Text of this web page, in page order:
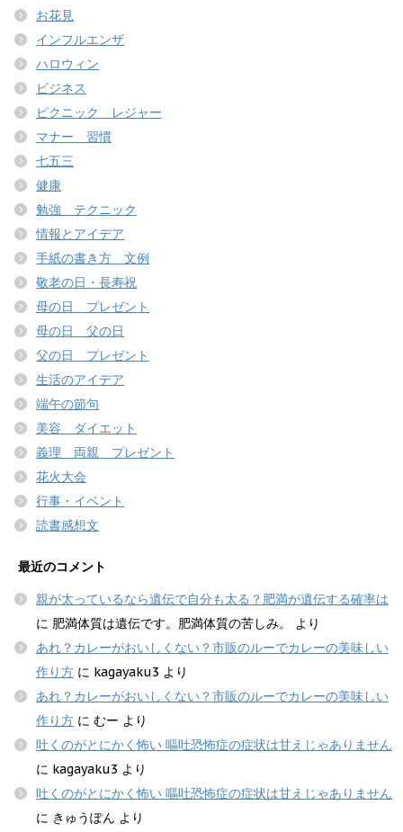
お花見
インフルエンザ
ハロウィン
ビジネス
ピクニック レジャー
マナー 習慣
七五三
健康
勉強 テクニック
情報とアイデア
手紙の書き方 文例
敬老の日・長寿祝
母の日 プレゼント
母の日 父の日
父の日 プレゼント
生活のアイデア
端午の節句
美容 ダイエット
義理 両親 プレゼント
花火大会
行事・イベント
読書感想文
最近のコメント
親が太っているなら遺伝で自分も太る？肥満が遺伝する確率は
に 肥満体質は遺伝です。肥満体質の苦しみ。
より
あれ？カレーがおいしくない？市販のルーでカレーの美味しい
作り方 に kagayaku3 より
あれ？カレーがおいしくない？市販のルーでカレーの美味しい
作り方 に むー より
吐くのがとにかく怖い 嘔吐恐怖症の症状は甘えじゃありません
に kagayaku3 より
吐くのがとにかく怖い 嘔吐恐怖症の症状は甘えじゃありません
に きゅうぽん より